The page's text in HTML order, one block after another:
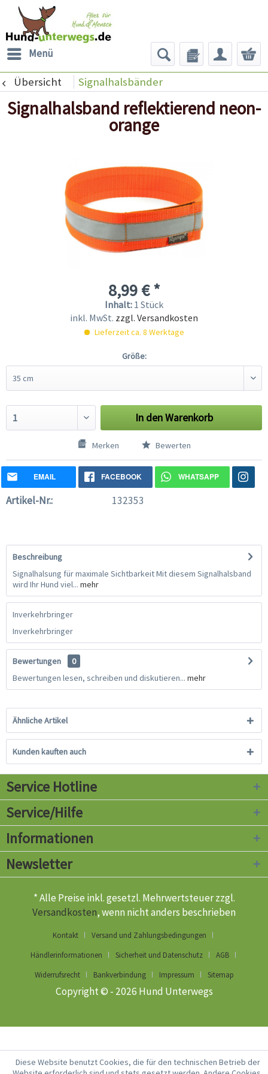
Menü
Übersicht Signalhalsbänder
Signalhalsband reflektierend neon-
orange
8,99 € *
Inhalt: 1 Stück
inkl. MwSt. zzgl. Versandkosten
Lieferzeit ca. 8 Werktage
Größe:
In denWarenkorb
Merken Bewerten
EMAIL FACEBOOK WHATSAPP
Artikel-Nr.: 132353
Beschreibung
Signalhalsung für maximale Sichtbarkeit Mit diesem Signalhalsband
wird Ihr Hund viel... mehr
Inverkehrbringer
Inverkehrbringer
Bewertungen
0
Bewertungen lesen, schreiben und diskutieren... mehr
Ähnliche Artikel
Kunden kauften auch
Service Hotline
Service/Hilfe
Informationen
Newsletter
* Alle Preise inkl. gesetzl. Mehrwertsteuer zzgl.
Versandkosten, wenn nicht anders beschrieben
Kontakt
Versand und Zahlungsbedingungen
Händlerinformationen
Sicherheit und Datenschutz
AGB
Widerrufsrecht
Bankverbindung Impressum Sitemap
Copyright © - 2026 Hund Unterwegs
Diese Website benutzt Cookies, die für den technischen Betrieb der